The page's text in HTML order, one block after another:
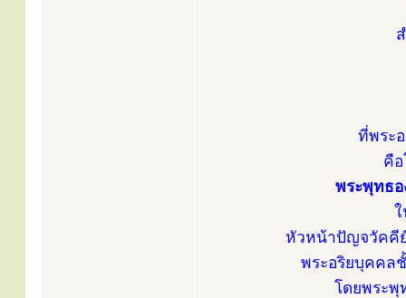
ที่พระ
คื
พระพุทธ
หัวหน้าปัญจวัคคี
พระอริยบุคคล
โดยพระ